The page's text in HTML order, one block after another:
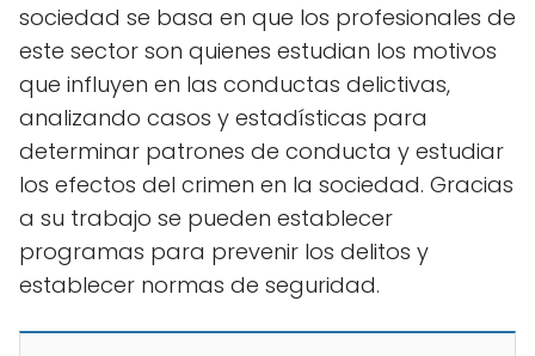
sociedad se basa en que los profesionales de
este sector son quienes estudian los motivos
que influyen en las conductas delictivas,
analizando casos y estadísticas para
determinar patrones de conducta y estudiar
los efectos del crimen en la sociedad. Gracias
a su trabajo se pueden establecer
programas para prevenir los delitos y
establecer normas de seguridad.